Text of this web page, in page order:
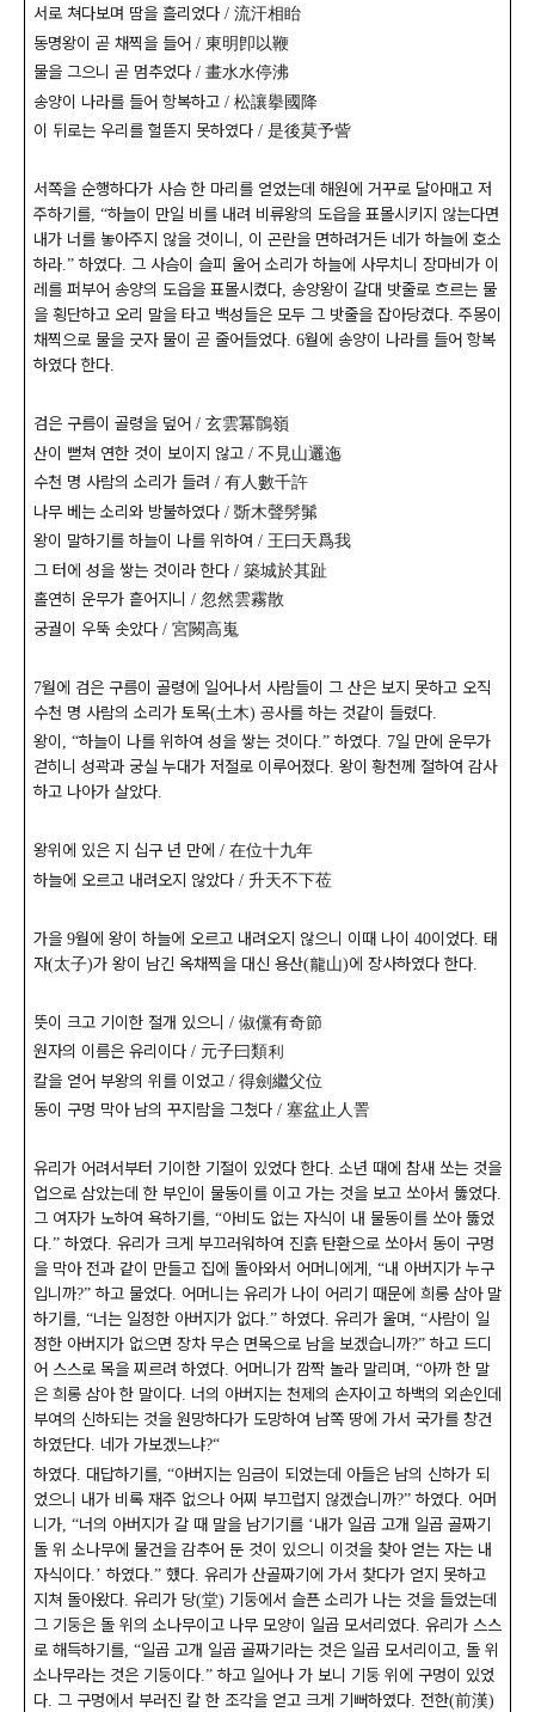
서로 쳐다보며 땀을 흘리었다 / 流汗相眙
동명왕이 곧 채찍을 들어 / 東明卽以鞭
물을 그으니 곧 멈추었다 / 畫水水停沸
송양이 나라를 들어 항복하고 / 松讓擧國降
이 뒤로는 우리를 헐뜯지 못하였다 / 是後莫予訾
서쪽을 순행하다가 사슴 한 마리를 얻었는데 해원에 거꾸로 달아매고 저
주하기를, “하늘이 만일 비를 내려 비류왕의 도읍을 표몰시키지 않는다면
내가 너를 놓아주지 않을 것이니 , 이 곤란을 면하려거든 네가 하늘에 호소
하라.”하였다. 그 사슴이 슬피 울어 소리가 하늘에 사무치니 장마비가 이
레를 퍼부어 송양의 도읍을 표몰시켰다, 송양왕이 갈대 밧줄로 흐르는 물
을 횡단하고 오리 말을 타고 백성들은 모두 그 밧줄을 잡아당겼다. 주몽이
채찍으로 물을 긋자 물이 곧 줄어들었다. 6월에 송양이 나라를 들어 항복
하였다 한다.
검은 구름이 골령을 덮어 / 玄雲冪鶻嶺
산이 뻗쳐 연한 것이 보이지 않고 / 不見山邐迤
수천 명 사람의 소리가 들려 / 有人數千許
나무 베는 소리와 방불하였다 / 斲木聲髣髴
왕이 말하기를 하늘이 나를 위하여 / 王曰天爲我
그 터에 성을 쌓는 것이라 한다 / 築城於其趾
홀연히 운무가 흩어지니 / 忽然雲霧散
궁궐이 우뚝 솟았다 / 宮闕高嵬
7월에 검은 구름이 골령에 일어나서 사람들이 그 산은 보지 못하고 오직
수천 명 사람의 소리가 토목(土木) 공사를 하는 것같이 들렸다.
왕이 , “하늘이 나를 위하여 성을 쌓는 것이다.”하였다. 7일 만에 운무가
걷히니 성곽과 궁실 누대가 저절로 이루어졌다. 왕이 황천께 절하여 감사
하고 나아가 살았다.
왕위에 있은 지 십구 년 만에 / 在位十九年
하늘에 오르고 내려오지 않았다 / 升天不下莅
가을 9월에 왕이 하늘에 오르고 내려오지 않으니 이때 나이 40이었다. 태
자(太子)가 왕이 남긴 옥채찍을 대신 용산(龍山)에 장사하였다 한다.
뜻이 크고 기이한 절개 있으니 / 俶儻有奇節
원자의 이름은 유리이다 / 元子曰類利
칼을 얻어 부왕의 위를 이었고 / 得劍繼父位
동이 구멍 막아 남의 꾸지람을 그쳤다 / 塞盆止人詈
유리가 어려서부터 기이한 기절이 있었다 한다. 소년 때에 참새 쏘는 것을
업으로 삼았는데 한 부인이 물동이를 이고 가는 것을 보고 쏘아서 뚫었다.
그 여자가 노하여 욕하기를, “아비도 없는 자식이 내 물동이를 쏘아 뚫었
다.”하였다. 유리가 크게 부끄러워하여 진흙 탄환으로 쏘아서 동이 구멍
을 막아 전과 같이 만들고 집에 돌아와서 어머니에게 , “내 아버지가 누구
입니까?”하고 물었다. 어머니는 유리가 나이 어리기 때문에 희롱 삼아 말
하기를, “너는 일정한 아버지가 없다.”하였다. 유리가 울며 , “사람이 일
정한 아버지가 없으면 장차 무슨 면목으로 남을 보겠습니까?”하고 드디
어 스스로 목을 찌르려 하였다. 어머니가 깜짝 놀라 말리며 , “아까 한 말
은 희롱 삼아 한 말이다. 너의 아버지는 천제의 손자이고 하백의 외손인데
부여의 신하되는 것을 원망하다가 도망하여 남쪽 땅에 가서 국가를 창건
하였단다. 네가 가보겠느냐?“
하였다. 대답하기를, “아버지는 임금이 되었는데 아들은 남의 신하가 되
었으니 내가 비록 재주 없으나 어찌 부끄럽지 않겠습니까?”하였다. 어머
니가, “너의 아버지가 갈 때 말을 남기기를 ‘내가 일곱 고개 일곱 골짜기
돌 위 소나무에 물건을 감추어 둔 것이 있으니 이것을 찾아 얻는 자는 내
자식이다.’하였다.” 했다. 유리가 산골짜기에 가서 찾다가 얻지 못하고
지쳐 돌아왔다. 유리가 당(堂) 기둥에서 슬픈 소리가 나는 것을 들었는데
그 기둥은 돌 위의 소나무이고 나무 모양이 일곱 모서리였다. 유리가 스스
로 해득하기를, “일곱 고개 일곱 골짜기라는 것은 일곱 모서리이고, 돌 위
소나무라는 것은 기둥이다.”하고 일어나 가 보니 기둥 위에 구멍이 있었
다. 그 구멍에서 부러진 칼 한 조각을 얻고 크게 기뻐하였다. 전한(前漢)